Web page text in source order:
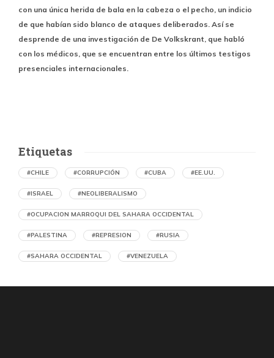
con una única herida de bala en la cabeza o el pecho, un indicio
de que habían sido blanco de ataques deliberados. Así se
desprende de una investigación de De Volkskrant, que habló
con los médicos, que se encuentran entre los últimos testigos
presenciales internacionales.
Ejecución de niños palestinos con un solo
Etiquetas
#CHILE #CORRUPCIÓN #CUBA #EE.UU.
#ISRAEL #NEOLIBERALISMO
#OCUPACION MARROQUI DEL SAHARA OCCIDENTAL
#PALESTINA #REPRESION #RUSIA
#SAHARA OCCIDENTAL #VENEZUELA